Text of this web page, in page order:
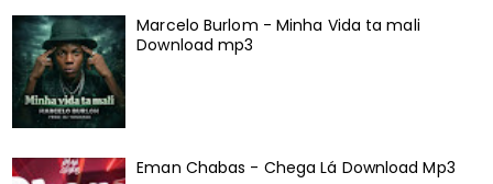
Marcelo Burlom - Minha Vida ta mali
Download mp3
Eman Chabas - Chega Lá Download Mp3